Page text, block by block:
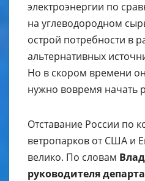
электроэнергии по
на углеводородном
острой потребности в
альтернативных
Но в скором времени
нужно вовремя начать
Отставание России по
ветропарков от США и
велико. По словам
руководителя